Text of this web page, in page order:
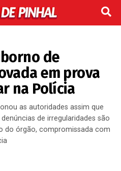
de
em prova
na Polícia
as autoridades assim que
de irregularidades são
do órgão, compromissada com